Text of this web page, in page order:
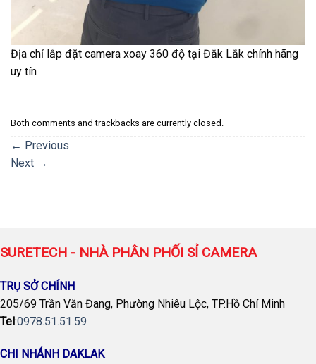
Địa chỉ lắp đặt camera xoay 360 độ tại Đắk Lắk chính hãng
uy tín
Both comments and trackbacks are currently closed.
← Previous
Next →
SURETECH - NHÀ PHÂN PHỐI SỈ CAMERA
TRỤ SỞ CHÍNH
205/69 Trần Văn Đang, Phường Nhiêu Lộc, TP.Hồ Chí Minh
Tel :0978.51.51.59
CHI NHÁNH DAKLAK